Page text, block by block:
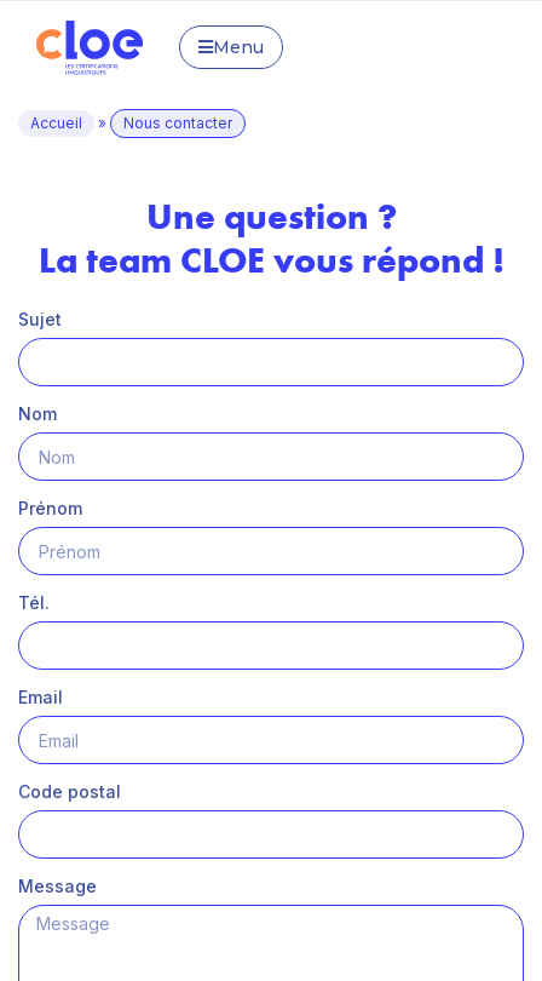
Menu
Accueil » Nous contacter
Une question ?
La team CLOE vous répond !
Sujet
Nom
Prénom
Tél.
Email
Code postal
Message